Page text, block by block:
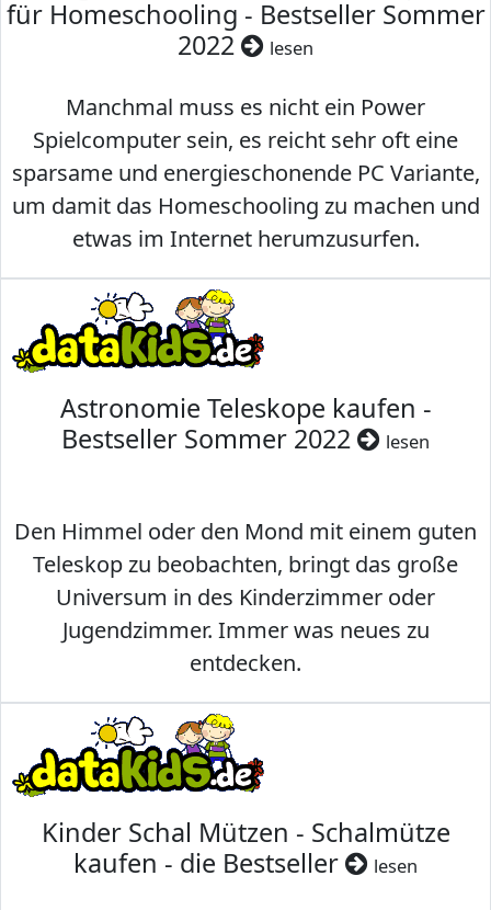
für Homeschooling - Bestseller Sommer
2022
lesen
Manchmal muss es nicht ein Power
Spielcomputer sein, es reicht sehr oft eine
sparsame und energieschonende PC Variante,
um damit das Homeschooling zu machen und
etwas im Internet herumzusurfen.
Astronomie Teleskope kaufen -
Bestseller Sommer 2022
lesen
Den Himmel oder den Mond mit einem guten
Teleskop zu beobachten, bringt das große
Universum in des Kinderzimmer oder
Jugendzimmer. Immer was neues zu
entdecken.
Kinder Schal Mützen - Schalmütze
kaufen - die Bestseller
lesen